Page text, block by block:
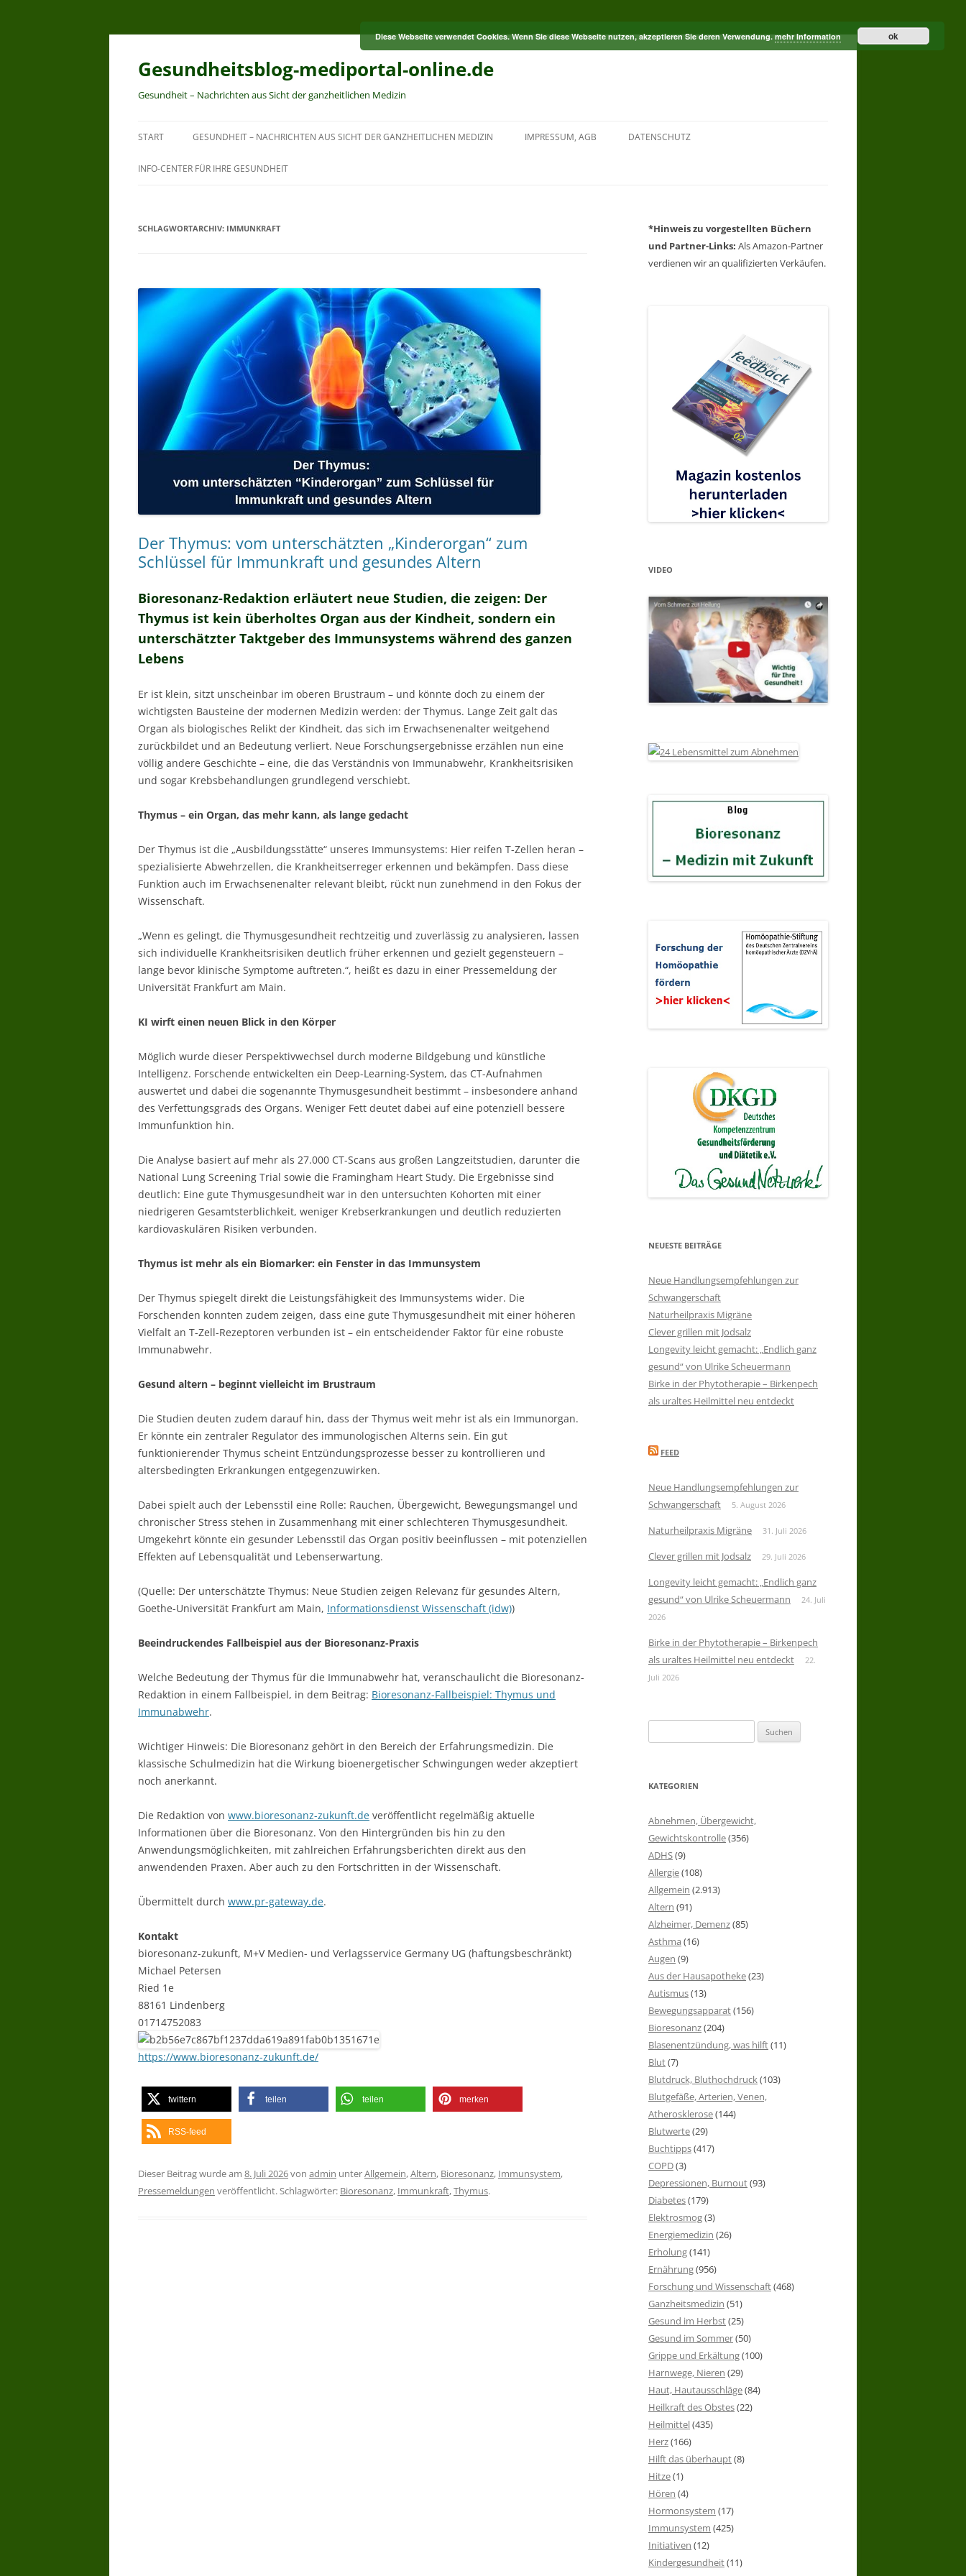
Zum
Gesundheitsblog-mediportal-online.de
Gesundheit – Nachrichten aus Sicht der ganzheitlichen Medizin
START GESUNDHEIT – NACHRICHTEN AUS SICHT DER GANZHEITLICHEN MEDIZIN IMPRESSUM, AGB DATENSCHUTZ
INFO-CENTER FÜR IHRE GESUNDHEIT
SCHLAGWORTARCHIV: IMMUNKRAFT
Der Thymus: vom unterschätzten „Kinderorgan“ zum
Schlüssel für Immunkraft und gesundes Altern
Bioresonanz-Redaktion erläutert neue Studien, die zeigen: Der
Thymus ist kein überholtes Organ aus der Kindheit, sondern ein
unterschätzter Taktgeber des Immunsystems während des ganzen
Lebens
Er ist klein, sitzt unscheinbar im oberen Brustraum – und könnte doch zu einem der
wichtigsten Bausteine der modernen Medizin werden: der Thymus. Lange Zeit galt das
Organ als biologisches Relikt der Kindheit, das sich im Erwachsenenalter weitgehend
zurückbildet und an Bedeutung verliert. Neue Forschungsergebnisse erzählen nun eine
völlig andere Geschichte – eine, die das Verständnis von Immunabwehr, Krankheitsrisiken
und sogar Krebsbehandlungen grundlegend verschiebt.
Thymus – ein Organ, das mehr kann, als lange gedacht
Der Thymus ist die „Ausbildungsstätte“ unseres Immunsystems: Hier reifen T-Zellen heran –
spezialisierte Abwehrzellen, die Krankheitserreger erkennen und bekämpfen. Dass diese
Funktion auch im Erwachsenenalter relevant bleibt, rückt nun zunehmend in den Fokus der
Wissenschaft.
„Wenn es gelingt, die Thymusgesundheit rechtzeitig und zuverlässig zu analysieren, lassen
sich individuelle Krankheitsrisiken deutlich früher erkennen und gezielt gegensteuern –
lange bevor klinische Symptome auftreten.“, heißt es dazu in einer Pressemeldung der
Universität Frankfurt am Main.
KI wirft einen neuen Blick in den Körper
Möglich wurde dieser Perspektivwechsel durch moderne Bildgebung und künstliche
Intelligenz. Forschende entwickelten ein Deep-Learning-System, das CT-Aufnahmen
auswertet und dabei die sogenannte Thymusgesundheit bestimmt – insbesondere anhand
des Verfettungsgrads des Organs. Weniger Fett deutet dabei auf eine potenziell bessere
Immunfunktion hin.
Die Analyse basiert auf mehr als 27.000 CT-Scans aus großen Langzeitstudien, darunter die
National Lung Screening Trial sowie die Framingham Heart Study. Die Ergebnisse sind
deutlich: Eine gute Thymusgesundheit war in den untersuchten Kohorten mit einer
niedrigeren Gesamtsterblichkeit, weniger Krebserkrankungen und deutlich reduzierten
kardiovaskulären Risiken verbunden.
Thymus ist mehr als ein Biomarker: ein Fenster in das Immunsystem
Der Thymus spiegelt direkt die Leistungsfähigkeit des Immunsystems wider. Die
Forschenden konnten zudem zeigen, dass eine gute Thymusgesundheit mit einer höheren
Vielfalt an T-Zell-Rezeptoren verbunden ist – ein entscheidender Faktor für eine robuste
Immunabwehr.
Gesund altern – beginnt vielleicht im Brustraum
Die Studien deuten zudem darauf hin, dass der Thymus weit mehr ist als ein Immunorgan.
Er könnte ein zentraler Regulator des immunologischen Alterns sein. Ein gut
funktionierender Thymus scheint Entzündungsprozesse besser zu kontrollieren und
altersbedingten Erkrankungen entgegenzuwirken.
Dabei spielt auch der Lebensstil eine Rolle: Rauchen, Übergewicht, Bewegungsmangel und
chronischer Stress stehen in Zusammenhang mit einer schlechteren Thymusgesundheit.
Umgekehrt könnte ein gesunder Lebensstil das Organ positiv beeinflussen – mit potenziellen
Effekten auf Lebensqualität und Lebenserwartung.
(Quelle: Der unterschätzte Thymus: Neue Studien zeigen Relevanz für gesundes Altern,
Goethe-Universität Frankfurt am Main, Informationsdienst Wissenschaft (idw))
Beeindruckendes Fallbeispiel aus der Bioresonanz-Praxis
Welche Bedeutung der Thymus für die Immunabwehr hat, veranschaulicht die Bioresonanz-
Redaktion in einem Fallbeispiel, in dem Beitrag: Bioresonanz-Fallbeispiel: Thymus und
Immunabwehr.
Wichtiger Hinweis: Die Bioresonanz gehört in den Bereich der Erfahrungsmedizin. Die
klassische Schulmedizin hat die Wirkung bioenergetischer Schwingungen weder akzeptiert
noch anerkannt.
Die Redaktion von www.bioresonanz-zukunft.de veröffentlicht regelmäßig aktuelle
Informationen über die Bioresonanz. Von den Hintergründen bis hin zu den
Anwendungsmöglichkeiten, mit zahlreichen Erfahrungsberichten direkt aus den
anwendenden Praxen. Aber auch zu den Fortschritten in der Wissenschaft.
Übermittelt durch www.pr-gateway.de.
Kontakt
bioresonanz-zukunft, M+V Medien- und Verlagsservice Germany UG (haftungsbeschränkt)
Michael Petersen
Ried 1e
88161 Lindenberg
01714752083
https://www.bioresonanz-zukunft.de/
twittern teilen teilen merken
RSS-feed
Dieser Beitrag wurde am 8. Juli 2026von admin unterAllgemein,Altern, Bioresonanz, Immunsystem,
Pressemeldungen veröffentlicht. Schlagwörter: Bioresonanz, Immunkraft,Thymus.
*Hinweis zu vorgestellten Büchern
und Partner-Links: Als Amazon-Partner
verdienen wir an qualifizierten Verkäufen.
VIDEO
NEUESTE BEITRÄGE
Neue Handlungsempfehlungen zur
Schwangerschaft
Naturheilpraxis Migräne
Clever grillen mit Jodsalz
Longevity leicht gemacht: „Endlich ganz
gesund“ von Ulrike Scheuermann
Birke in der Phytotherapie – Birkenpech
als uraltes Heilmittel neu entdeckt
FEED
Neue Handlungsempfehlungen zur
Schwangerschaft
5. August 2026
Naturheilpraxis Migräne 31. Juli 2026
Clever grillen mit Jodsalz 29. Juli 2026
Longevity leicht gemacht: „Endlich ganz
gesund“ von Ulrike Scheuermann
24. Juli
2026
Birke in der Phytotherapie – Birkenpech
als uraltes Heilmittel neu entdeckt
22.
Juli 2026
nach:
KATEGORIEN
Abnehmen, Übergewicht,
Gewichtskontrolle(356)
ADHS(9)
Allergie(108)
Allgemein (2.913)
Altern (91)
Alzheimer, Demenz(85)
Asthma (16)
Augen (9)
Aus der Hausapotheke(23)
Autismus(13)
Bewegungsapparat(156)
Bioresonanz(204)
Blasenentzündung, was hilft(11)
Blut(7)
Blutdruck, Bluthochdruck(103)
Blutgefäße, Arterien, Venen,
Atherosklerose(144)
Blutwerte(29)
Buchtipps(417)
COPD(3)
Depressionen, Burnout(93)
Diabetes(179)
Elektrosmog(3)
Energiemedizin (26)
Erholung(141)
Ernährung(956)
Forschung und Wissenschaft(468)
Ganzheitsmedizin (51)
Gesund im Herbst(25)
Gesund im Sommer(50)
Grippe und Erkältung(100)
Harnwege, Nieren (29)
Haut, Hautausschläge(84)
Heilkraft des Obstes(22)
Heilmittel(435)
Herz(166)
Hilft das überhaupt(8)
Hitze(1)
Hören (4)
Hormonsystem (17)
Immunsystem (425)
Initiativen (12)
Kindergesundheit(11)
Diese Webseite verwendet Cookies. Wenn Sie diese Webseite nutzen, akzeptieren Sie deren Verwendung.mehr Information ok